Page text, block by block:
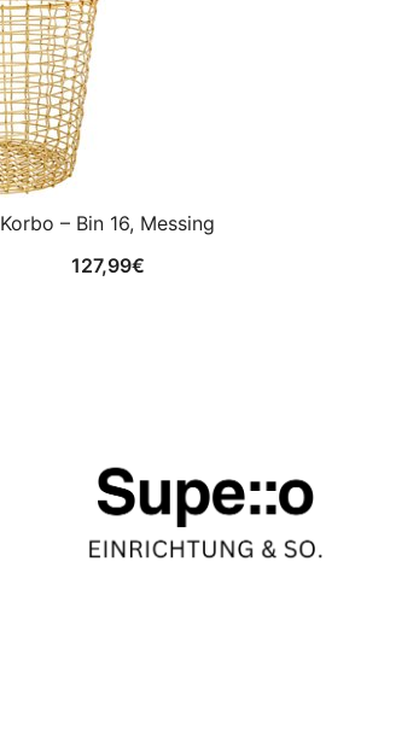
Korbo – Bin 16, Messing
127,99€